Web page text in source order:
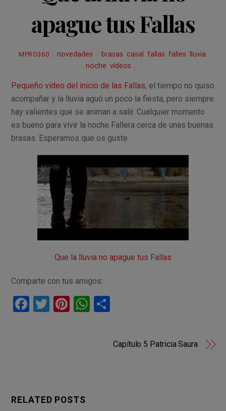
apague tus Fallas
MPRO360 novedades brasas casal ,fallas ,falles lluvia
noche ,vídeos
Pequeño vídeo del inicio de las Fallas, el tiempo no quiso
acompañar y la lluvia aguó un poco la fiesta, pero siempre
hay valientes que se animan a salir. Cualquier momento
es bueno para vivir la noche Fallera cerca de unas buenas
brasas. Esperamos que os guste.
Que la lluvia no apague tus Fallas
Comparte con tus amigos:
F
k
T
Pi W
m
p
Capítulo 5 Patricia Saura
RELATED POSTS